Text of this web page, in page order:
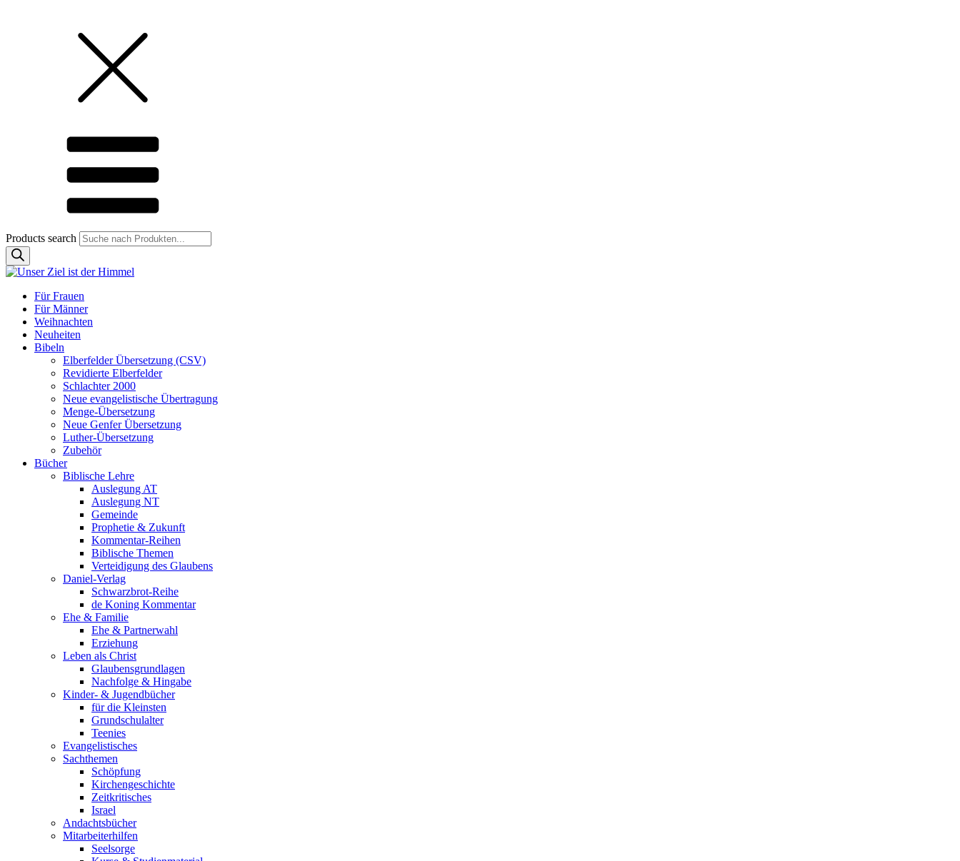
Products search
Für Frauen
Für Männer
Weihnachten
Neuheiten
Bibeln
Elberfelder Übersetzung (CSV)
Revidierte Elberfelder
Schlachter 2000
Neue evangelistische Übertragung
Menge-Übersetzung
Neue Genfer Übersetzung
Luther-Übersetzung
Zubehör
Bücher
Biblische Lehre
Auslegung AT
Auslegung NT
Gemeinde
Prophetie & Zukunft
Kommentar-Reihen
Biblische Themen
Verteidigung des Glaubens
Daniel-Verlag
Schwarzbrot-Reihe
de Koning Kommentar
Ehe & Familie
Ehe & Partnerwahl
Erziehung
Leben als Christ
Glaubensgrundlagen
Nachfolge & Hingabe
Kinder- & Jugendbücher
für die Kleinsten
Grundschulalter
Teenies
Evangelistisches
Sachthemen
Schöpfung
Kirchengeschichte
Zeitkritisches
Israel
Andachtsbücher
Mitarbeiterhilfen
Seelsorge